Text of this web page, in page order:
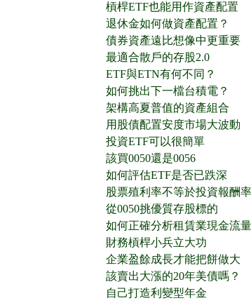
槓桿ETF也能用作資產配置
退休金如何做資產配置？
債券資產遠比想像中更重要
最適合散戶的存股2.0
ETF與ETN有何不同？
如何挑出下一檔台積電？
架構高夏普值的資產組合
用股債配置安度市場大波動
投資ETF可以很簡單
該買0050還是0056
如何評估ETF是否已跌深
股票殖利率不等於投資報酬率
從0050挑優質存股標的
如何正確分析租賃業現金流
財務槓桿小兵立大功
企業盈餘成長才能把餅做大
該賣出大漲的20年美債嗎？
自己打造利變型年金